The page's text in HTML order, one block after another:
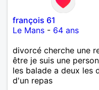
françois 61
Le Mans - 64 ans
divorcé cherche une
être je suis une
les balade a deux les
d'un repas